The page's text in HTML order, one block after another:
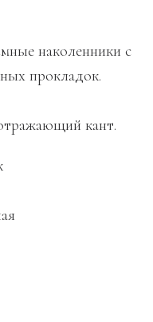
наколенники с
прокладок.
кант.